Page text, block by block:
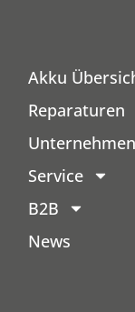
Akku
Reparaturen
Unternehmen
Service
B2B
News